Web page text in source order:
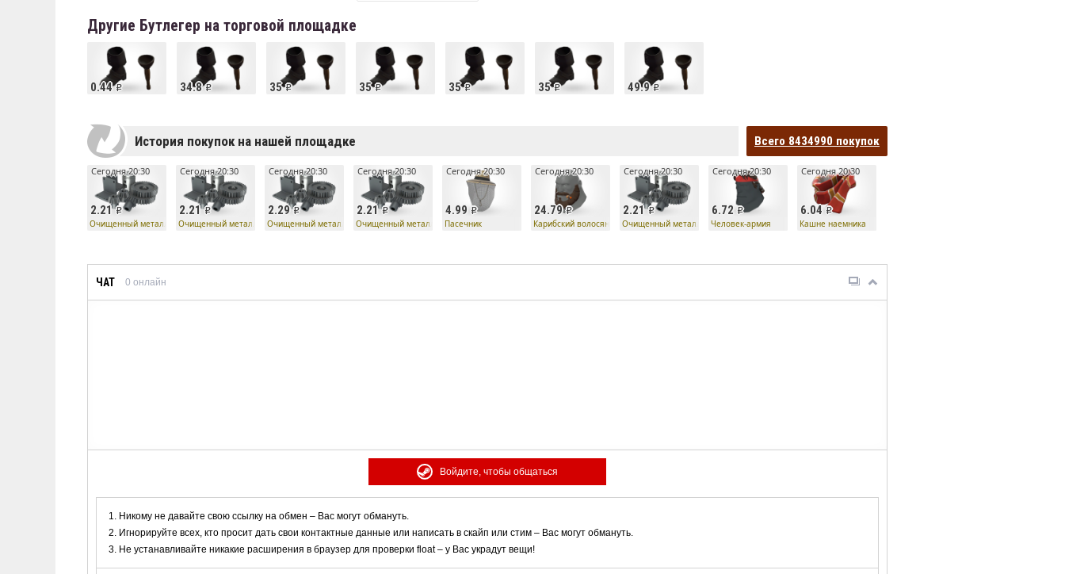
Другие Бутлегер на торговой площадке
0.44 34.8 35 35 35 35 49.9
История покупок на нашей площадке Всего 8434990 покупок
2.21
Сегодня 20:30
Очищенный металл
2.21
Сегодня 20:30
Очищенный металл
2.29
Сегодня 20:30
Очищенный металл
2.21
Сегодня 20:30
Очищенный металл
4.99
Сегодня 20:30
Пасечник
24.79
Сегодня 20:30
Карибский волосяной кризис
2.21
Сегодня 20:30
Очищенный металл
6.72
Сегодня 20:30
Человек-армия
6.04
Сегодня 20:30
Кашне наемника
ЧАТ 0 онлайн
Войдите, чтобы общаться
Никому не давайте свою ссылку на обмен – Вас могут обмануть.
Игнорируйте всех, кто просит дать свои контактные данные или написать в скайп или стим – Вас могут обмануть.
Не устанавливайте никакие расширения в браузер для проверки float – у Вас украдут вещи!